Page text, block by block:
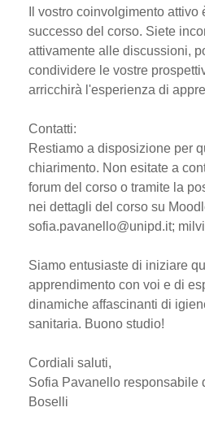
Il vostro coinvolgimento attivo
successo del corso. Siete
attivamente alle discussioni,
condividere le vostre
arricchirà l'esperienza di
Contatti:
Restiamo a disposizione per
chiarimento. Non esitate a
forum del corso o tramite la
nei dettagli del corso su
sofia.pavanello@unipd.it;
Siamo entusiaste di iniziare
apprendimento con voi e di
dinamiche affascinanti di
sanitaria. Buono studio!
Cordiali saluti,
Sofia Pavanello responsabile
Boselli